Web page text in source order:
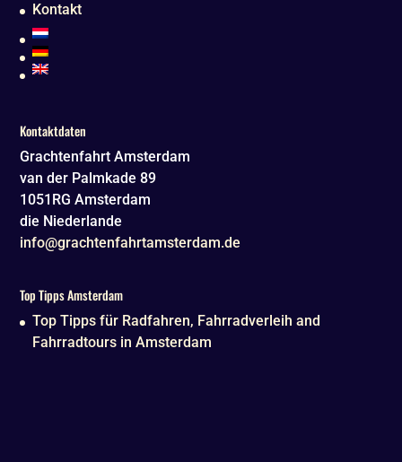
Kontakt
Kontaktdaten
Grachtenfahrt Amsterdam
van der Palmkade 89
1051RG Amsterdam
die Niederlande
info@grachtenfahrtamsterdam.de
Top Tipps Amsterdam
Top Tipps für Radfahren, Fahrradverleih and
Fahrradtours in Amsterdam